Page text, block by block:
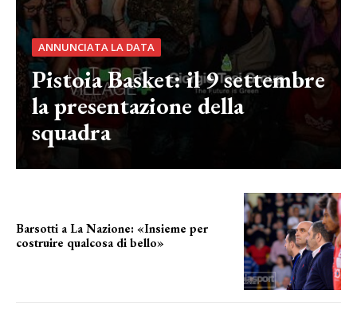
ANNUNCIATA LA DATA
Pistoia Basket: il 9 settembre
la presentazione della
squadra
Barsotti a La Nazione: «Insieme per
costruire qualcosa di bello»